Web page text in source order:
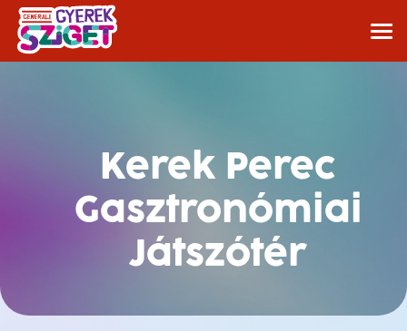
Kerek Perec
Gasztronómiai
Játszótér